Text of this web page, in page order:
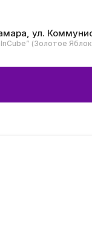
ул.
(Золотое